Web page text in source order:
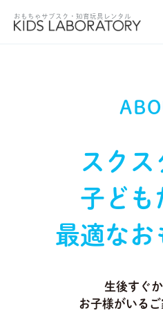
スクス
子ども
最適なお
生後すぐ
お子様がいる